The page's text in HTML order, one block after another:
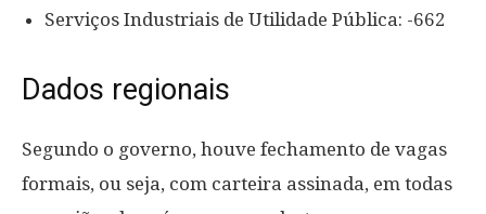
Serviços Industriais de Utilidade Pública: -662
Dados regionais
Segundo o governo, houve fechamento de vagas
formais, ou seja, com carteira assinada, em todas